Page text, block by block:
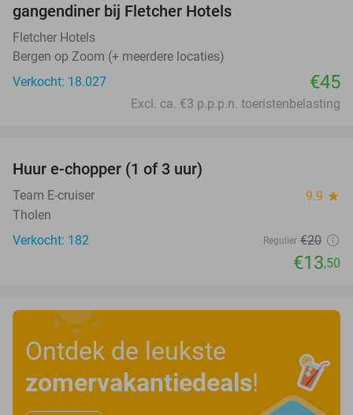
gangendiner bij Fletcher Hotels
Fletcher Hotels
Bergen op Zoom (+ meerdere locaties)
Verkocht: 18.027
€45
Excl. ca. €3 p.p.p.n. toeristenbelasting
Huur e-chopper (1 of 3 uur)
Team E-cruiser 9.9 star
Tholen
Verkocht: 182
Regulier €20
€13,50
Ontdek de leukste
zomervakantiedeals!